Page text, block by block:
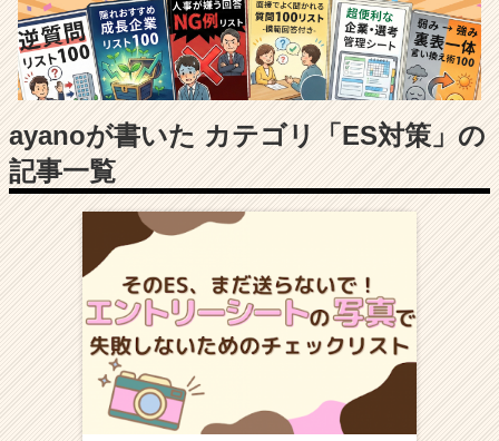
成
長
企
業
か
ら
ス
ウ
く
就
活
サ
イ
ト
チ
ayanoが書いた カテゴリ「ES対策」の
記事一覧